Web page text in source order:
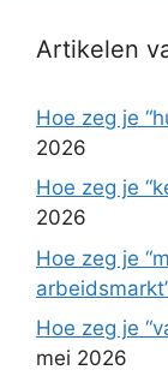
Artikelen
Hoe zeg je
2026
Hoe zeg je
2026
Hoe zeg je
Hoe zeg je
mei 2026